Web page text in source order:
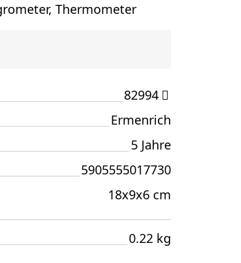
Thermometer
82994
Ermenrich
5 Jahre
5905555017730
18x9x6 cm
0.22 kg